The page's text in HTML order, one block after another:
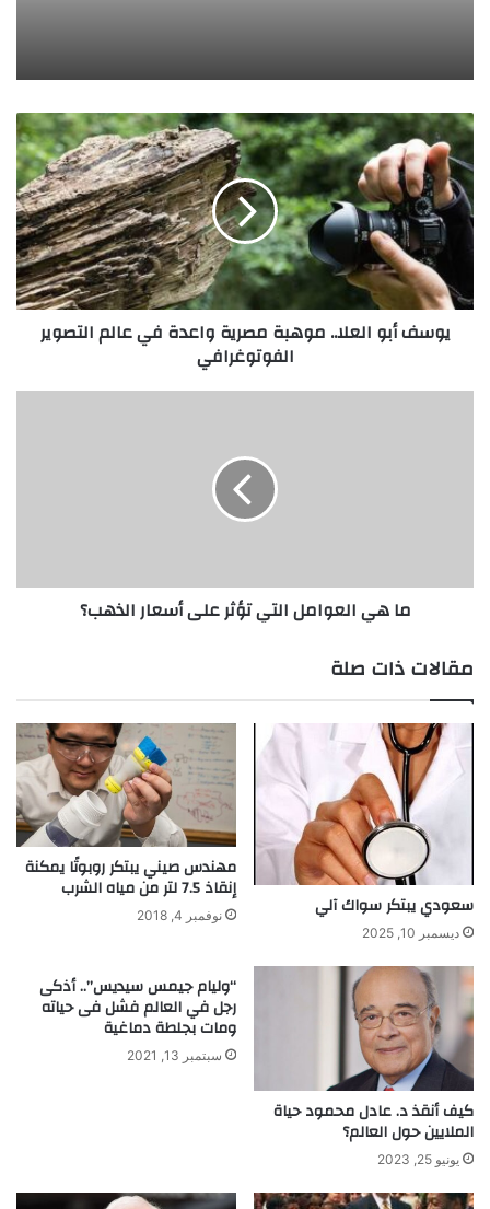
يوسف
أبو
العلا..
موهبة
مصرية
واعدة
عالم
التصوير
الفوتوغرافي
يوسف أبو العلا.. موهبة مصرية واعدة في عالم التصوير
الفوتوغرافي
ما هي العوامل التي تؤثر على أسعار الذهب؟
مقالات ذات صلة
سعودي يبتكر سواك آلي
ديسمبر 10, 2025
مهندس صيني يبتكر روبوتًا يمكنة
إنقاذ 7.5 لتر من مياه الشرب
نوفمبر 4, 2018
كيف أنقذ د. عادل محمود حياة
الملايين حول العالم؟
يونيو 25, 2023
“وليام جيمس سيديس”.. أذكى
رجل في العالم فشل فى حياته
ومات بجلطة دماغية
سبتمبر 13, 2021